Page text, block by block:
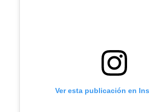
Ver esta publicación en